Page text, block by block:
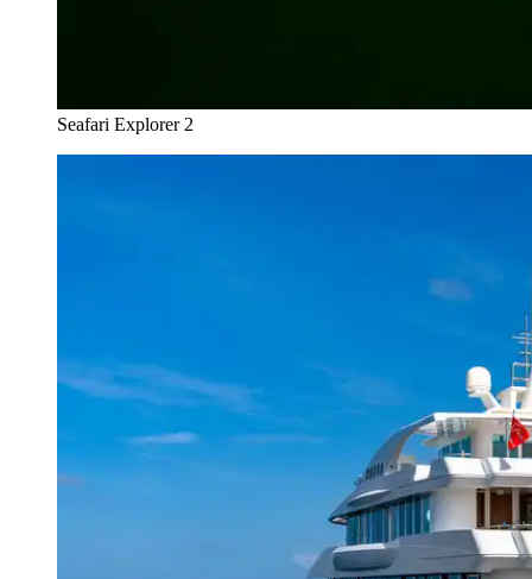
Seafari Explorer 2